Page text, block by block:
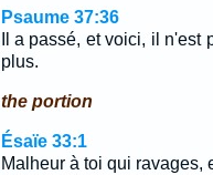
Psaume 37:36
Il a passé, et voici, il
plus.
the portion
Ésaïe 33:1
Malheur à toi qui ravages,